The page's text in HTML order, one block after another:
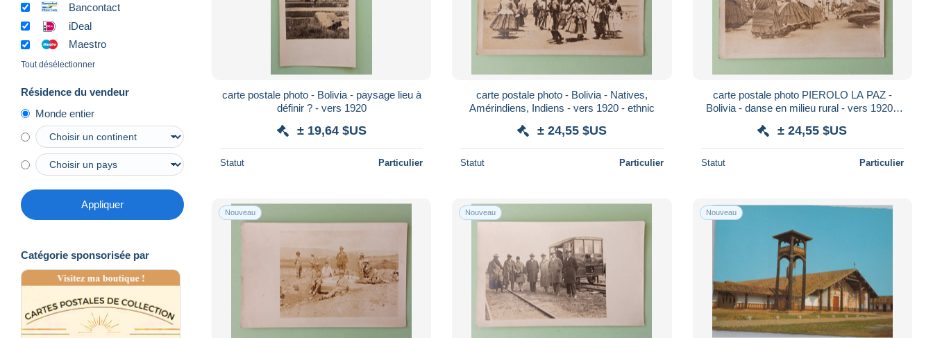
Bancontact
iDeal
Maestro
Tout désélectionner
Résidence du vendeur
Monde entier
Appliquer
Catégorie sponsorisée par
carte postale photo - Bolivia - paysage lieu à
définir ? - vers 1920
± 19,64 $US
Statut Particulier
carte postale photo - Bolivia - Natives,
Amérindiens, Indiens - vers 1920 - ethnic
± 24,55 $US
Statut Particulier
carte postale photo PIEROLO LA PAZ -
Bolivia - danse en milieu rural - vers 1920 -
± 24,55 $US
Statut Particulier
Nouveau Nouveau Nouveau